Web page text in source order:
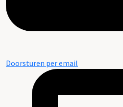
Doorsturen per email